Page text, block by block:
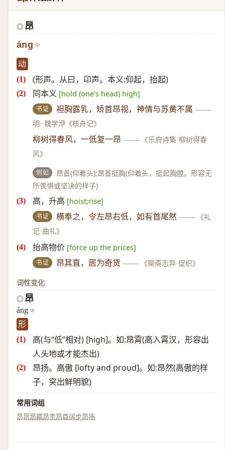
◎ 昂
áng
动
(形声。从曰，卬声。本义:仰起，抬起)
同本义 [hold (one's head) high]
书证 袒胸露乳，矫首昂视，神情与苏黄不属 ——
明· 魏学洢《核舟记》
柳树得春风，一低复一昂 ——
《乐府诗集·柳树得春
风》
例如
昂首(仰着头);昂首挺胸(仰着头，挺起胸膛。形容无
所畏惧或坚决的样子)
高，升高 [hoist;rise]
书证 横奉之，令左昂右低，如有首尾然 ——
《礼
记·曲礼》
抬高物价 [force up the prices]
书证 昂其直，居为奇货 —— 《聊斋志异·促织》
词性变化
◎ 昂
áng
形
高(与“低”相对) [high]。如:昂霄(高入霄汉，形容出
人头地或才能杰出)
昂扬。高傲 [lofty and proud]。如:昂然(高傲的样
子，突出鲜明貌)
常用词组
昂昂昂藏昂贵昂首阔步昂扬